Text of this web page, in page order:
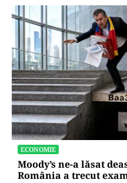
ECONOMIE
Moody’s ne-a lăsat
România a trecut